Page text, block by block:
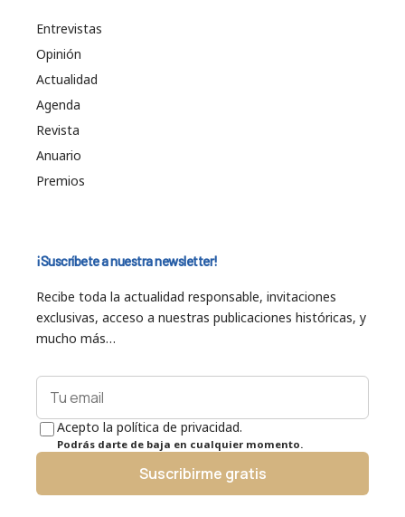
Entrevistas
Opinión
Actualidad
Agenda
Revista
Anuario
Premios
¡Suscríbete a nuestra newsletter!
Recibe toda la actualidad responsable, invitaciones
exclusivas, acceso a nuestras publicaciones históricas, y
mucho más…
Acepto la política de privacidad.
Podrás darte de baja en cualquier momento.
Suscribirme gratis